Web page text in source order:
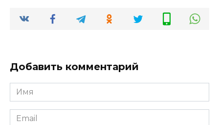
Добавить комментарий
Имя
*
Email